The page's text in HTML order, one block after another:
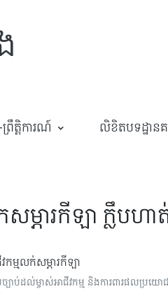
រឹត្តិការណ៍ លិខិតបទដ្ឋាន
ម្ភារកីឡា ក្លឹប
កម្មលក់សម្ភារកីឡា
បាប់ដល់ម្ចាស់អាជីវកម្ម និងការពារផលប្រ